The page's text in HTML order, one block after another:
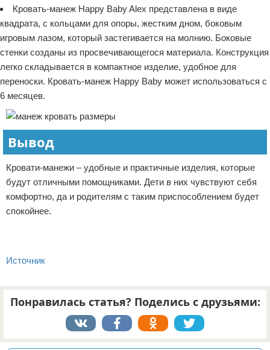
Кровать-манеж Happy Baby Alex представлена в виде
квадрата, с кольцами для опоры, жестким дном, боковым
игровым лазом, который застегивается на молнию. Боковые
стенки созданы из просвечивающегося материала. Конструкция
легко складывается в компактное изделие, удобное для
переноски. Кровать-манеж Happy Baby может использоваться с
6 месяцев.
Вывод
Кровати-манежи – удобные и практичные изделия, которые
будут отличными помощниками. Дети в них чувствуют себя
комфортно, да и родителям с таким приспособлением будет
спокойнее.
Источник
Понравилась статья? Поделись с друзьями: